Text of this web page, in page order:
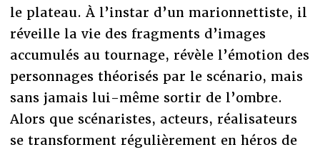
le plateau. À l’instar d’un marionnettiste, il
réveille la vie des fragments d’images
accumulés au tournage, révèle l’émotion des
personnages théorisés par le scénario, mais
sans jamais lui-même sortir de l’ombre.
Alors que scénaristes, acteurs, réalisateurs
se transforment régulièrement en héros de